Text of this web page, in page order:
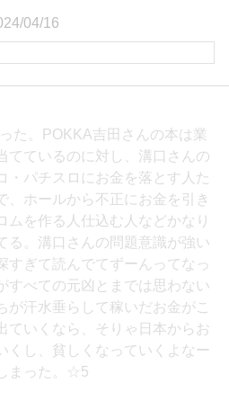
04/16
た。POKKA吉田さんの本は業
てているのに対し、溝口さんの
・パチスロにお金を落とす人た
、ホールから不正にお金を引き
ムを作る人仕込む人などかなり
る。溝口さんの問題意識が強い
すぎて読んでてずーんってなっ
すべての元凶とまでは思わない
が汗水垂らして稼いだお金がこ
ていくなら、そりゃ日本からお
くし、貧しくなっていくよなー
まった。☆5